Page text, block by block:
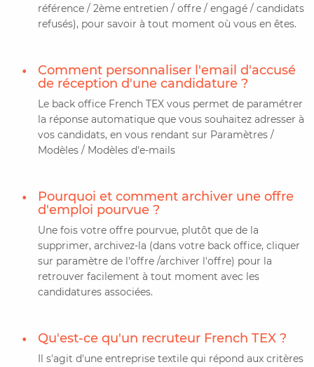
référence / 2ème entretien / offre / engagé / candidats
refusés), pour savoir à tout moment où vous en êtes.
Comment personnaliser l'email d'accusé
de réception d'une candidature ?
Le back office French TEX vous permet de paramétrer
la réponse automatique que vous souhaitez adresser à
vos candidats, en vous rendant sur Paramètres /
Modèles / Modèles d'e-mails
Pourquoi et comment archiver une offre
d'emploi pourvue ?
Une fois votre offre pourvue, plutôt que de la
supprimer, archivez-la (dans votre back office, cliquer
sur paramètre de l'offre /archiver l'offre) pour la
retrouver facilement à tout moment avec les
candidatures associées.
Qu'est-ce qu'un recruteur French TEX ?
Il s'agit d'une entreprise textile qui répond aux critères